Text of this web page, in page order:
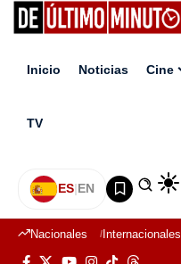
Inicio Noticias Cine
TV
ES|EN
Nacionales Internacionales